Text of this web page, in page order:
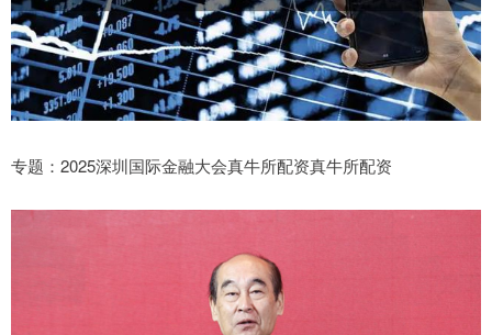
专题：2025深圳国际金融大会真牛所配资真牛所配资